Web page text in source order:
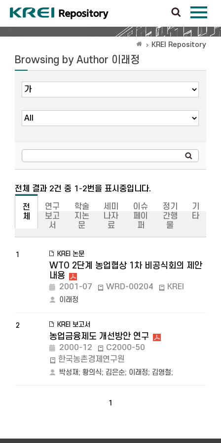
KREI Repository
Browsing by Author 이래정
전체 결과 2건 중 1-2번을 표시중입니다.
전
체
연구
보고
서
학술
지논
문
세미
나자
료
이슈
페이
퍼
정기
간행
물
기
타
1 KREI 논문
WTO 2단계 농업협상 1차 비공식회의 제안
내용
2001-07 WRD-00204 KREI
이래정
2 KREI 보고서
농업금융제도 개선방안 연구
2000-12
C2000-50
한국농촌경제연구원
박성재; 황의식; 김은순; 이래정; 김영철;
1